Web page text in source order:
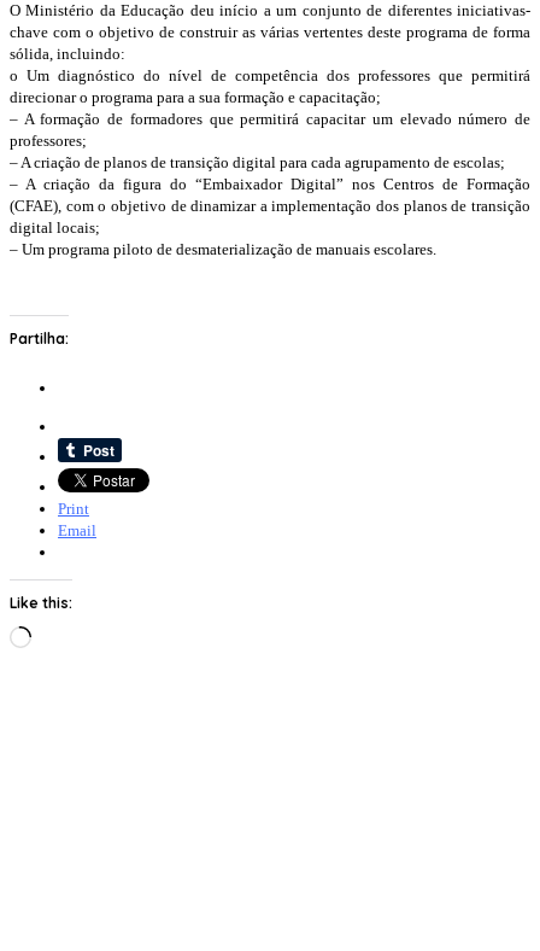
O Ministério da Educação deu início a um conjunto de diferentes iniciativas-
chave com o objetivo de construir as várias vertentes deste programa de forma
sólida, incluindo:
o Um diagnóstico do nível de competência dos professores que permitirá
direcionar o programa para a sua formação e capacitação;
– A formação de formadores que permitirá capacitar um elevado número de
professores;
– A criação de planos de transição digital para cada agrupamento de escolas;
– A criação da figura do “Embaixador Digital” nos Centros de Formação
(CFAE), com o objetivo de dinamizar a implementação dos planos de transição
digital locais;
– Um programa piloto de desmaterialização de manuais escolares.
Partilha:
Print
Email
Like this:
Loading…